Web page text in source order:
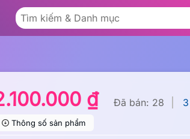
₫ Đã bán: 28
Thông số sản phẩm